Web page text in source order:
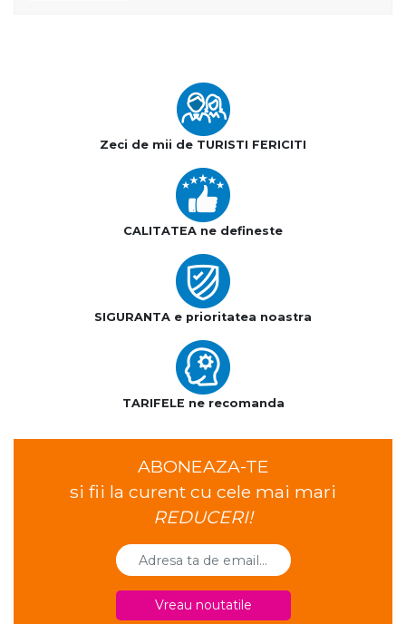
Zeci de mii de TURISTI FERICITI
CALITATEA ne defineste
SIGURANTA e prioritatea noastra
TARIFELE ne recomanda
ABONEAZA-TE
si fii la curent cu cele mai mari
REDUCERI!
Vreau noutatile